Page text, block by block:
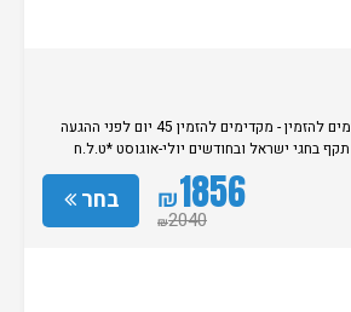
מבצע מיוחד למקדימים להזמין - מקדימים להזמין 45 יום לפני ההגעה
של 15% * לא תקף בחגי ישראל ובחודשים יולי-אוגוסט *ט.ל.ח
בחר ₪1856
₪2040